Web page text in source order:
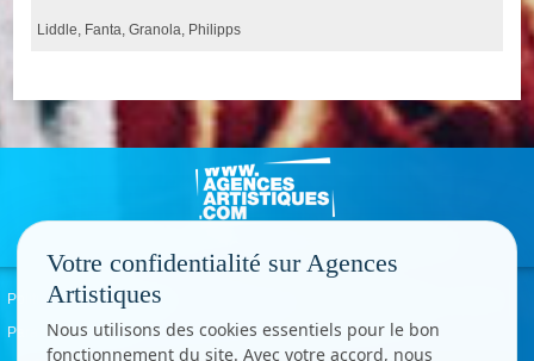
Liddle, Fanta, Granola, Philipps
Politique de confidentialité
Paramètres cookies
Votre confidentialité sur Agences
Artistiques
Nous utilisons des cookies essentiels pour le bon
fonctionnement du site. Avec votre accord, nous